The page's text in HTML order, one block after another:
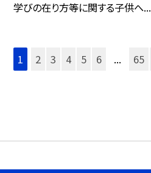
学びの在り方等に関する子供へ...
1 2 3 4 5 6 ... 65